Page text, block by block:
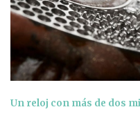
Un reloj con más de dos